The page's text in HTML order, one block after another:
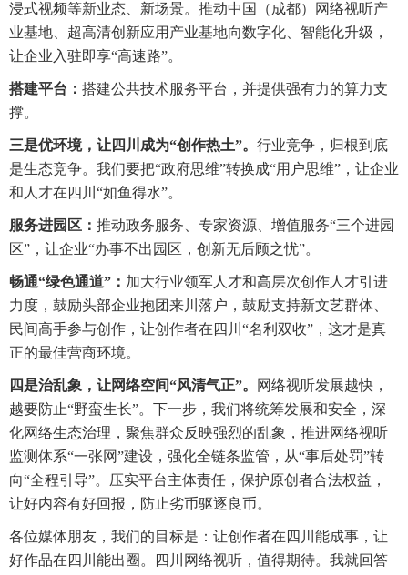
浸式视频等新业态、新场景。推动中国（成都）网络视听产
业基地、超高清创新应用产业基地向数字化、智能化升级，
让企业入驻即享“高速路”。
搭建平台： 搭建公共技术服务平台，并提供强有力的算力支
撑。
三是优环境，让四川成为“创作热土”。 行业竞争，归根到底
是生态竞争。我们要把“政府思维”转换成“用户思维”，让企业
和人才在四川“如鱼得水”。
服务进园区： 推动政务服务、专家资源、增值服务“三个进园
区”，让企业“办事不出园区，创新无后顾之忧”。
畅通“绿色通道”： 加大行业领军人才和高层次创作人才引进
力度，鼓励头部企业抱团来川落户，鼓励支持新文艺群体、
民间高手参与创作，让创作者在四川“名利双收”，这才是真
正的最佳营商环境。
四是治乱象，让网络空间“风清气正”。
网络视听发展越快，
越要防止“野蛮生长”。下一步，我们将统筹发展和安全，深
化网络生态治理，聚焦群众反映强烈的乱象，推进网络视听
监测体系“一张网”建设，强化全链条监管，从“事后处罚”转
向“全程引导”。压实平台主体责任，保护原创者合法权益，
让好内容有好回报，防止劣币驱逐良币。
各位媒体朋友，我们的目标是：让创作者在四川能成事，让
好作品在四川能出圈。四川网络视听，值得期待。我就回答